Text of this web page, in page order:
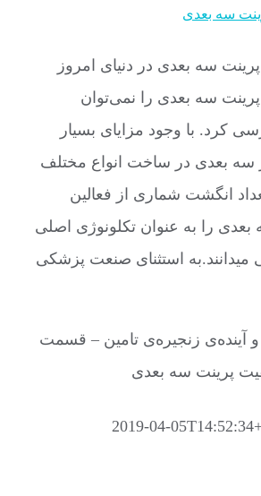
سه بعدی
سه بعدی در دنیای امروز
سه بعدی را نمی‌توان
کرد. با وجود مزایای بسیار
سه بعدی در ساخت انواع مختلف
انگشت شماری از فعالین
بعدی را به عنوان تکلونوژی اصلی
میدانند.به استثنای صنعت پزشکی
آینده‌ی زنجیره‌ی تامین – قسمت
2019-04-